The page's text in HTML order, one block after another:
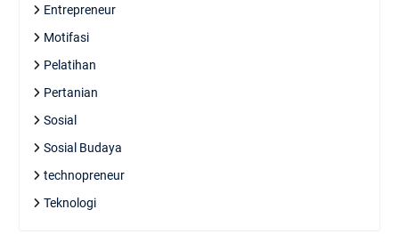
Entrepreneur
Motifasi
Pelatihan
Pertanian
Sosial
Sosial Budaya
technopreneur
Teknologi